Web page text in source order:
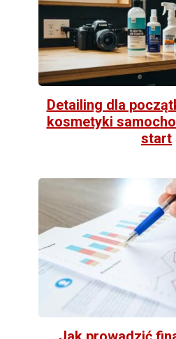
Detailing dla
kosmetyki
start